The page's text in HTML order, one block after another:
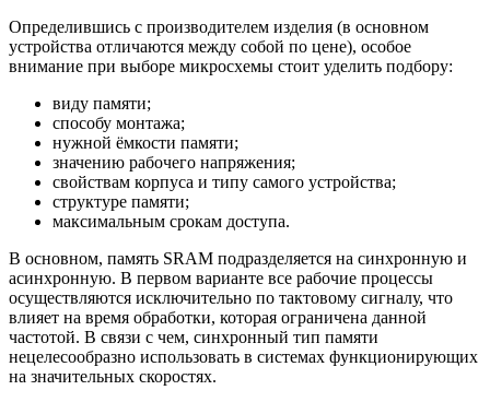
Определившись с производителем изделия (в основном
устройства отличаются между собой по цене), особое
внимание при выборе микросхемы стоит уделить подбору:
виду памяти;
способу монтажа;
нужной ёмкости памяти;
значению рабочего напряжения;
свойствам корпуса и типу самого устройства;
структуре памяти;
максимальным срокам доступа.
В основном, память SRAM подразделяется на синхронную и
асинхронную. В первом варианте все рабочие процессы
осуществляются исключительно по тактовому сигналу, что
влияет на время обработки, которая ограничена данной
частотой. В связи с чем, синхронный тип памяти
нецелесообразно использовать в системах функционирующих
на значительных скоростях.